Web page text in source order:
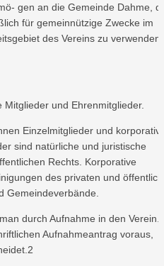
gen an die Gemeinde Dahme,
für gemeinnützige Zwecke im
des Vereins zu verwenden
und Ehrenmitglieder.
Einzelmitglieder und
sind natürliche und juristische
Rechts. Korporative
des privaten und
Gemeindeverbände.
durch Aufnahme in den Verein.
Aufnahmeantrag voraus,